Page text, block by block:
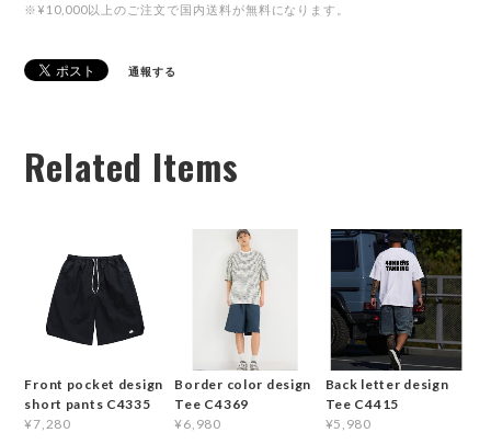
※¥10,000以上のご注文で国内送料が無料になります。
通報する
Related Items
Front pocket design
short pants C4335
¥7,280
Border color design
Tee C4369
¥6,980
Back letter design
Tee C4415
¥5,980